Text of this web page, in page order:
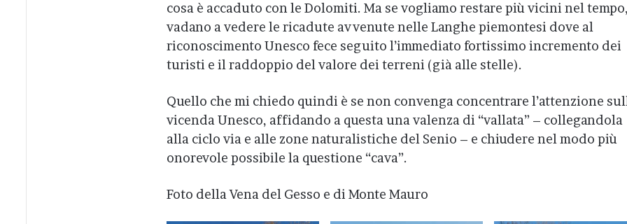
cosa è accaduto con le Dolomiti. Ma se vogliamo restare più vicini nel
vadano a vedere le ricadute avvenute nelle Langhe piemontesi dove al
riconoscimento Unesco fece seguito l’immediato fortissimo incremento dei
turisti e il raddoppio del valore dei terreni (già alle stelle).
Quello che mi chiedo quindi è se non convenga concentrare l’attenzione
vicenda Unesco, affidando a questa una valenza di “vallata” – collegandola
alla ciclo via e alle zone naturalistiche del Senio – e chiudere nel modo più
onorevole possibile la questione “cava”.
Foto della Vena del Gesso e di Monte Mauro